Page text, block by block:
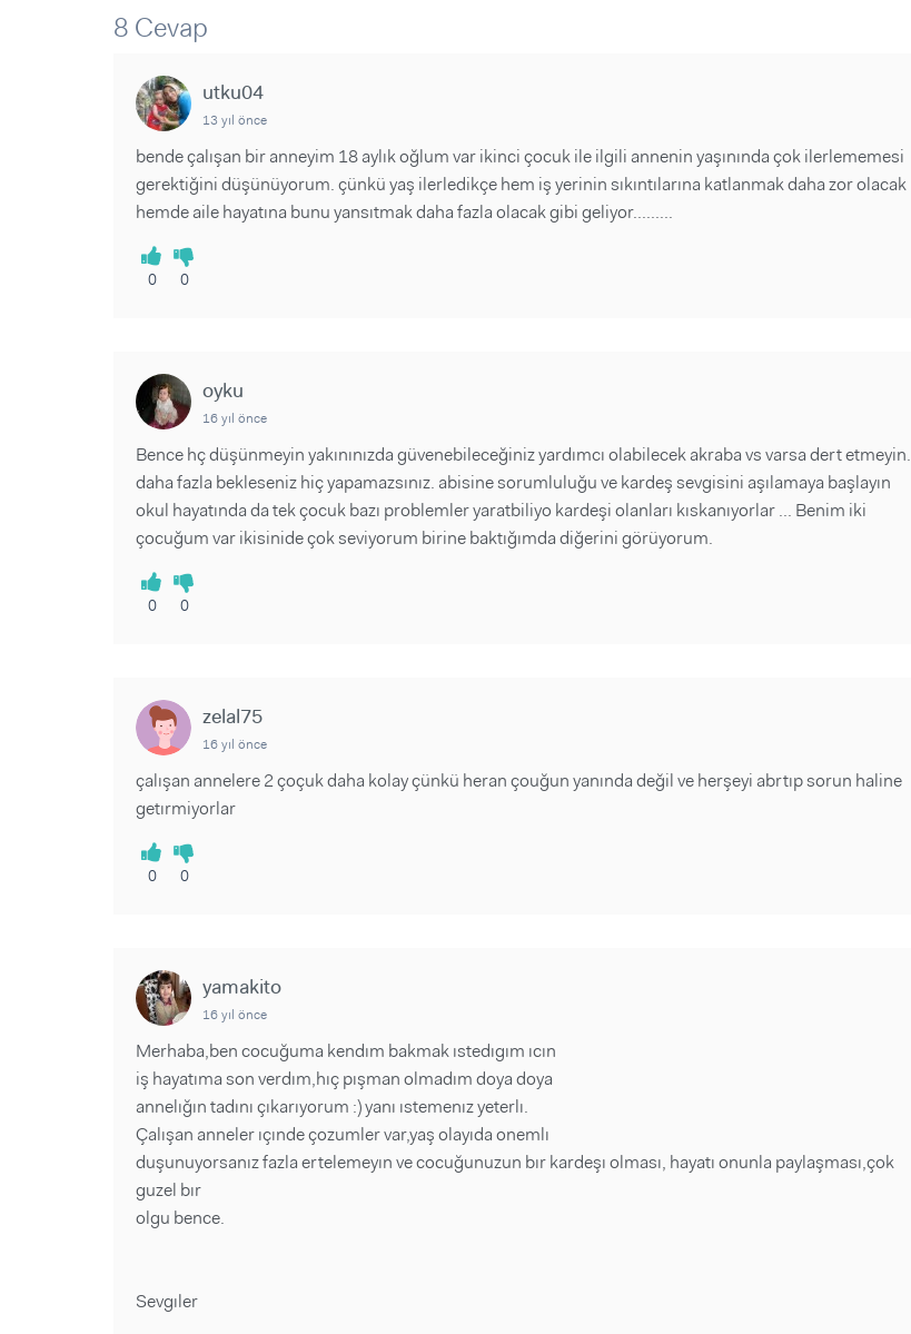
Makaleler
Videolar
8 Cevap
utku04
13 yıl önce
bende çalışan bir anneyim 18 aylık oğlum var ikinci çocuk ile ilgili annenin yaşınında çok ilerlememesi
gerektiğini düşünüyorum. çünkü yaş ilerledikçe hem iş yerinin sıkıntılarına katlanmak daha zor olacak
hemde aile hayatına bunu yansıtmak daha fazla olacak gibi geliyor.........
0 0
oyku
16 yıl önce
Bence hç düşünmeyin yakınınızda güvenebileceğiniz yardımcı olabilecek akraba vs varsa dert etmeyin.
daha fazla bekleseniz hiç yapamazsınız. abisine sorumluluğu ve kardeş sevgisini aşılamaya başlayın
okul hayatında da tek çocuk bazı problemler yaratbiliyo kardeşi olanları kıskanıyorlar ... Benim iki
çocuğum var ikisinide çok seviyorum birine baktığımda diğerini görüyorum.
0 0
zelal75
16 yıl önce
çalışan annelere 2 çoçuk daha kolay çünkü heran çouğun yanında değil ve herşeyi abrtıp sorun haline
getırmiyorlar
0 0
yamakito
16 yıl önce
Merhaba,ben cocuğuma kendım bakmak ıstedıgım ıcın
iş hayatıma son verdım,hıç pışman olmadım doya doya
annelığın tadını çıkarıyorum :) yanı ıstemenız yeterlı.
Çalışan anneler ıçınde çozumler var,yaş olayıda onemlı
duşunuyorsanız fazla ertelemeyın ve cocuğunuzun bır kardeşı olması, hayatı onunla paylaşması,çok
guzel bır
olgu bence.
Sevgıler